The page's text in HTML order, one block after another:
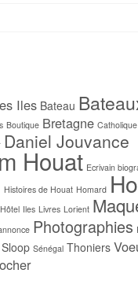
Iles Bateau
Boutique Bretagne Catholique
Daniel Jouvance
Houat Ecrivain
Histoires de Houat Homard
Hôtel Iles Livres Lorient
Photographies
Sloop Sénégal Thoniers